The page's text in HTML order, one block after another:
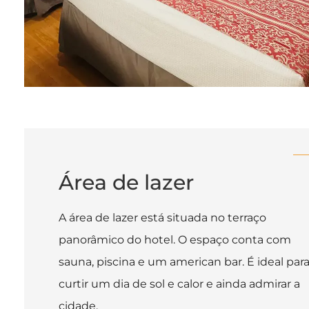
Área de lazer
A área de lazer está situada no terraço
panorâmico do hotel. O espaço conta com
sauna, piscina e um american bar. É ideal para
curtir um dia de sol e calor e ainda admirar a
cidade.